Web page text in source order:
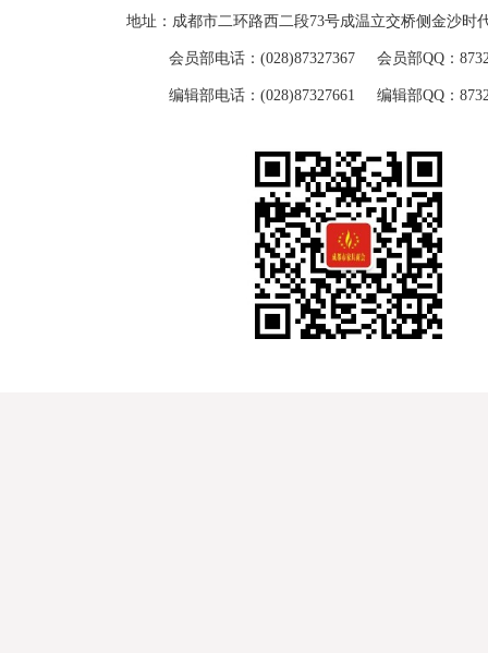
地址：成都市二环路西二段73号成温立交桥侧金沙时
会员部电话：(028)87327367 会员部QQ：
编辑部电话：(028)87327661 编辑部QQ：